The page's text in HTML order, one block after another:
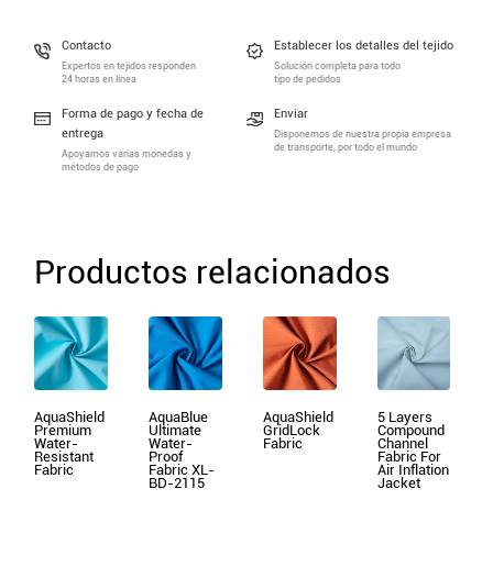
Contacto
Expertos en tejidos responden
24 horas en línea
Establecer los detalles del tejido
Solución completa para todo
tipo de pedidos
Forma de pago y fecha de
entrega
Apoyamos varias monedas y
métodos de pago
Enviar
Disponemos de nuestra propia empresa
de transporte, por todo el mundo
Productos relacionados
AquaShield
Premium
Water-
Resistant
Fabric
AquaBlue
Ultimate
Water-
Proof
Fabric XL-
BD-2115
AquaShield
GridLock
Fabric
5 Layers
Compound
Channel
Fabric For
Air Inflation
Jacket